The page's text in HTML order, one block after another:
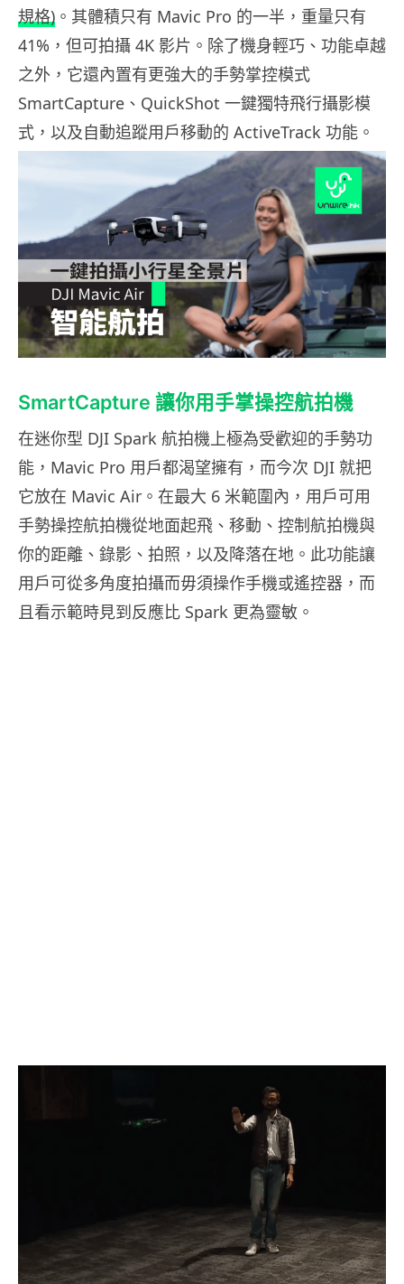
規格) 。其體積只有 Mavic Pro 的一半，重量只有
41%，但可拍攝 4K 影片。除了機身輕巧、功能卓越
之外，它還內置有更強大的手勢掌控模式
SmartCapture、QuickShot 一鍵獨特飛行攝影模
式，以及自動追蹤用戶移動的 ActiveTrack 功能。
SmartCapture 讓你用手掌操控航拍機
在迷你型 DJI Spark 航拍機上極為受歡迎的手勢功
能，Mavic Pro 用戶都渴望擁有，而今次 DJI 就把
它放在 Mavic Air。在最大 6 米範圍內，用戶可用
手勢操控航拍機從地面起飛、移動、控制航拍機與
你的距離、錄影、拍照，以及降落在地。此功能讓
用戶可從多角度拍攝而毋須操作手機或遙控器，而
且看示範時見到反應比 Spark 更為靈敏。